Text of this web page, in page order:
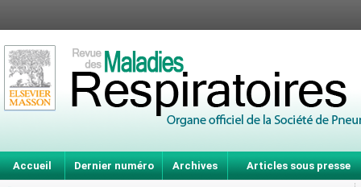
Accueil Dernier numéro Archives Articles sous presse